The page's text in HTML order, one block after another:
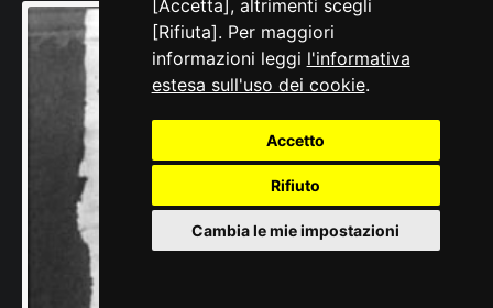
[Accetta], altrimenti scegli
[Rifiuta]. Per maggiori
informazioni leggi l'informativa
estesa sull'uso dei cookie.
Accetto
Rifiuto
Cambia le mie impostazioni